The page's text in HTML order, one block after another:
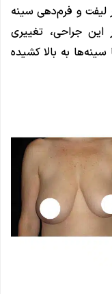
لیفت و فرم‌دهی سینه
جراحی، تغییری
به بالا کشیده